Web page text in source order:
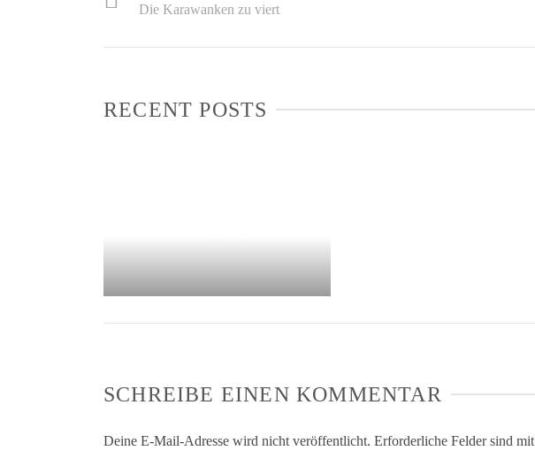
Die Karawanken zu viert
RECENT POSTS
SCHREIBE EINEN KOMMENTAR
Deine E-Mail-Adresse wird nicht veröffentlicht. Erforderliche Felder sind mit